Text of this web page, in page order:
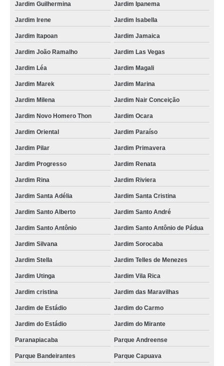
empresa que faz foto lembrança em SP Jardim Guanandi
empresa que faz foto lembrança na Zona Leste Vila Santa Mooca
foto lembrança preço Ubatuba
valor de lembrancinha com foto Taquaritinga
empresa que faz foto lembrança na Grande SP Vila Rossin
lembrancinha com foto Jardim Ampliação
fotos de lembrança de casamento preço Alphaville Conde II
serviço foto lembrança preço Jardim Ampliação
serviços de foto lembrança preço Glicério
lembrancinha com foto preço Vila Marina
foto lembrança de casamento Jardim Guanandi
empresa que faz foto lembrança em SP Alphaville Conde II
empresa que faz foto lembrança Assunção
foto lembrança em São Paulo Catanduva
foto lembrança batizado preço Jardim Califórnia
Jardim Guilhermina Jardim Ipanema
Jardim Irene Jardim Isabella
Jardim Itapoan Jardim Jamaica
Jardim João Ramalho Jardim Las Vegas
Jardim Léa Jardim Magali
Jardim Marek Jardim Marina
Jardim Milena Jardim Nair Conceição
Jardim Novo Homero Thon Jardim Ocara
Jardim Oriental Jardim Paraíso
Jardim Pilar Jardim Primavera
Jardim Progresso Jardim Renata
Jardim Rina Jardim Riviera
Jardim Santa Adélia Jardim Santa Cristina
Jardim Santo Alberto Jardim Santo André
Jardim Santo Antônio Jardim Santo Antônio de Pádua
Jardim Silvana Jardim Sorocaba
Jardim Stella Jardim Telles de Menezes
Jardim Utinga Jardim Vila Rica
Jardim cristina Jardim das Maravilhas
Jardim de Estádio Jardim do Carmo
Jardim do Estádio Jardim do Mirante
Paranapiacaba Parque Andreense
Parque Bandeirantes Parque Capuava